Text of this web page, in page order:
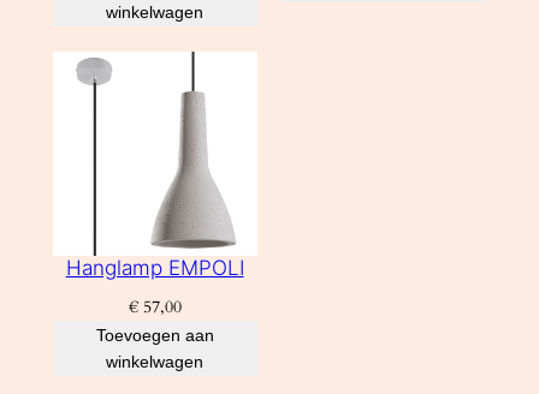
winkelwagen
Hanglamp EMPOLI
€57,00
Toevoegen aan
winkelwagen